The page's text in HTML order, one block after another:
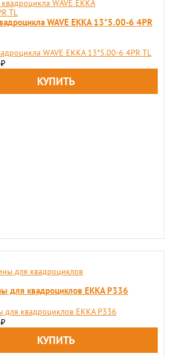
WAVE EKKA 13*5.00-6 4PR
WAVE EKKA 13*5.00-6 4PR TL
₽
для квадроциклов ЕККА Р336
квадроциклов ЕККА Р336
₽